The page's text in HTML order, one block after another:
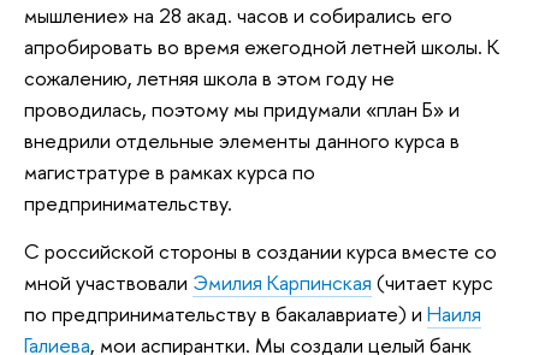
мышление» на 28 акад. часов и собирались его
апробировать во время ежегодной летней школы. К
сожалению, летняя школа в этом году не
проводилась, поэтому мы придумали «план Б» и
внедрили отдельные элементы данного курса в
магистратуре в рамках курса по
предпринимательству.
С российской стороны в создании курса вместе со
мной участвовали Эмилия Карпинская (читает курс
по предпринимательству в бакалавриате) и Наиля
Галиева, мои аспирантки. Мы создали целый банк